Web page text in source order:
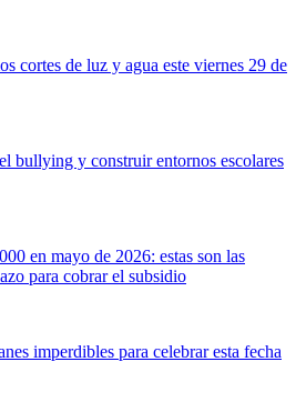
cortes de luz y agua este viernes 29 de
bullying y construir entornos escolares
en mayo de 2026: estas son las
para cobrar el subsidio
imperdibles para celebrar esta fecha